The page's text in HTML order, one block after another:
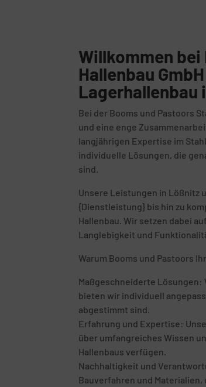
Willkommen
Hallenbau
Lagerhallenbau
Bei der Booms und Pastoors
und eine enge
langjährigen Expertise im
individuelle Lösungen, die
sind.
Unsere Leistungen in Lößnitz
{Dienstleistung} bis hin zu
Hallenbau. Wir setzen dabei
Langlebigkeit und
Warum Booms und Pastoors
Maßgeschneiderte Lösungen:
bieten wir individuell
abgestimmt sind.
Erfahrung und Expertise:
über umfangreiches Wissen
Hallenbaus verfügen.
Nachhaltigkeit und
Bauverfahren und Materialien,